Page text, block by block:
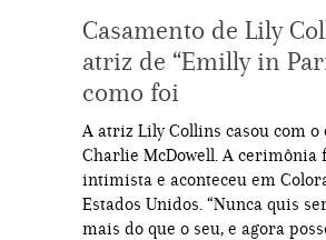
Casamento de Lily
atriz de “Emilly in
como foi
A atriz Lily Collins casou com
Charlie McDowell. A cerimônia
intimista e aconteceu em
Estados Unidos. “Nunca quis
mais do que o seu, e agora